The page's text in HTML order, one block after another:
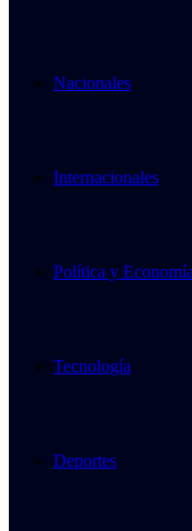
Nacionales
Internacionales
Política y Economía
Tecnología
Deportes